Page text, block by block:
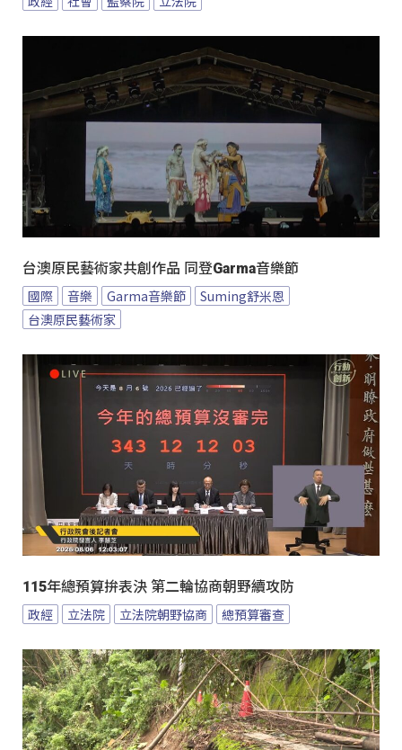
台澳原民藝術家共創作品 同登Garma音樂節
國際 音樂 Garma音樂節
Suming舒米恩
台澳原民藝術家
115年總預算拚表決 第二輪協商朝野續攻防
政經 立法院 立法院朝野協商 總預算審查